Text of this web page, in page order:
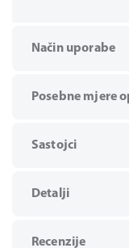
Način uporabe
Posebne mjere
Sastojci
Detalji
Recenzije